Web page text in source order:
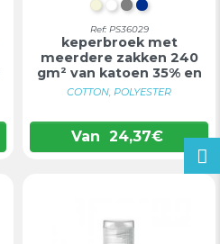
BEIGE
WITGRIJSBLAUW
Ref: PS36029
Tweekleurige
keperbroek met
meerdere zakken 240
gm² van katoen 35% en
po...
COTTON, POLYESTER
Van 24,37€